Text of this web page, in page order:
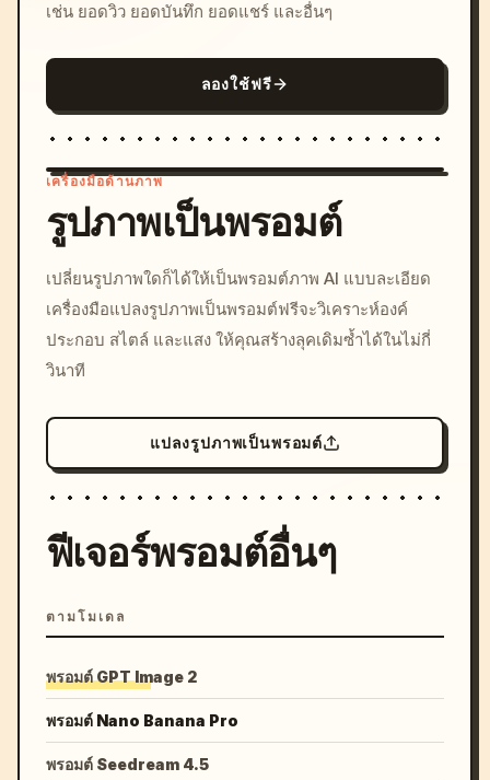
เช่น ยอดวิว ยอดบันทึก ยอดแชร์ และอื่นๆ
ลองใช้ฟรี
c, cyberpunk sunset, neon
colors, 8k --v 6.0
เครื่องมือด้านภาพ
รูปภาพเป็นพรอมต์
เปลี่ยนรูปภาพใดก็ได้ให้เป็นพรอมต์ภาพ AI แบบละเอียด
เครื่องมือแปลงรูปภาพเป็นพรอมต์ฟรีจะวิเคราะห์องค์
ประกอบ สไตล์ และแสง ให้คุณสร้างลุคเดิมซ้ำได้ในไม่กี่
วินาที
แปลงรูปภาพเป็นพรอมต์
ฟีเจอร์พรอมต์อื่นๆ
ตามโมเดล
พรอมต์ GPT Image 2
พรอมต์ Nano Banana Pro
พรอมต์ Seedream 4.5